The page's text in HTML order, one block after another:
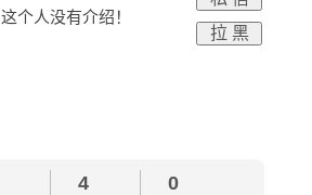
这个人没有介绍！
拉 黑
4 0